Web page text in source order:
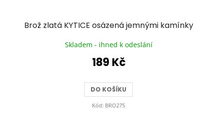
Brož zlatá KYTICE osázená jemnými kamínky
Skladem - ihned k odeslání
189 Kč
DO KOŠÍKU
Kód: BRO275